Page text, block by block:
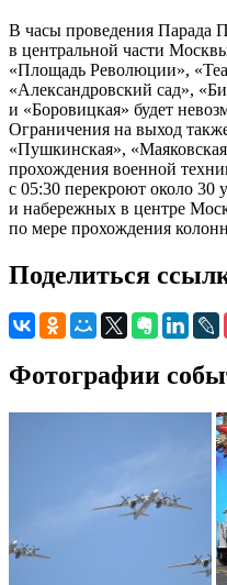
В часы проведения Парада
в центральной части
«Площадь Революции»,
«Александровский сад»,
и «Боровицкая» будет
Ограничения на выход
«Пушкинская»,
прохождения военной
с 05:30 перекроют около 30
и набережных в центре
по мере прохождения
Поделиться
Фотографии